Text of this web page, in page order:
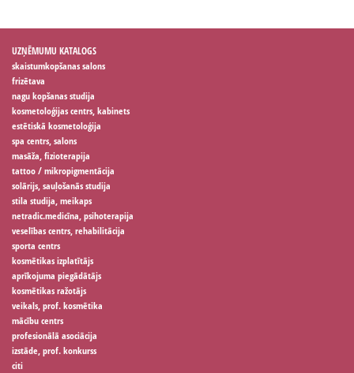
UZŅĒMUMU KATALOGS
skaistumkopšanas salons
frizētava
nagu kopšanas studija
kosmetoloģijas centrs, kabinets
estētiskā kosmetoloģija
spa centrs, salons
masāža, fizioterapija
tattoo / mikropigmentācija
solārijs, sauļošanās studija
stila studija, meikaps
netradic.medicīna, psihoterapija
veselības centrs, rehabilitācija
sporta centrs
kosmētikas izplatītājs
aprīkojuma piegādātājs
kosmētikas ražotājs
veikals, prof. kosmētika
mācību centrs
profesionālā asociācija
izstāde, prof. konkurss
citi